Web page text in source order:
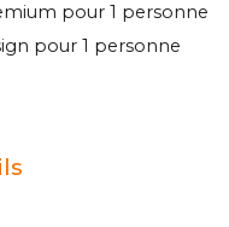
pour 1 personne
pour 1 personne